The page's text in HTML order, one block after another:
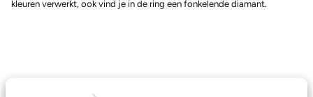
kleuren verwerkt, ook vind je in de ring een fonkelende diamant.